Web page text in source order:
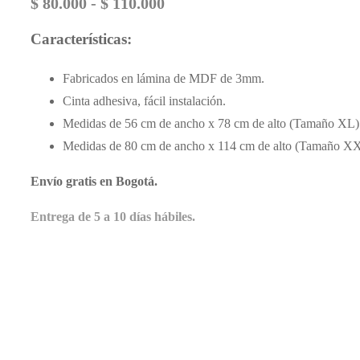
$ 80.000 - $ 110.000
Características:
Fabricados en lámina de MDF de 3mm.
Cinta adhesiva, fácil instalación.
Medidas de 56 cm de ancho x 78 cm de alto (Tamaño
Medidas de 80 cm de ancho x 114 cm de alto (Tamaño
Envío gratis en Bogotá.
Entrega de 5 a 10 días hábiles.